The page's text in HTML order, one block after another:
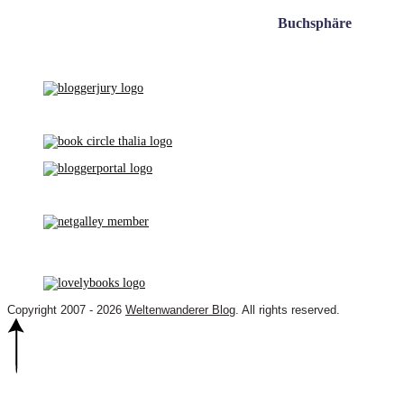
Buchsphäre
Copyright 2007 - 2026 Weltenwanderer Blog. All rights reserved.